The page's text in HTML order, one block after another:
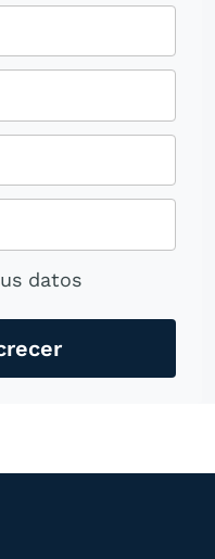
datos
de
el fin de
con el